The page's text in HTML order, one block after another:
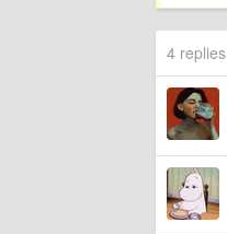
4 replies